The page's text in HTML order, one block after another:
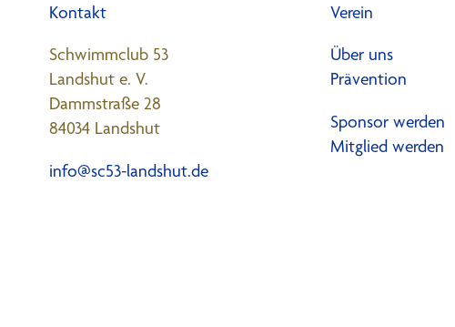
Kontakt
Schwimmclub 53
Landshut e. V.
Dammstraße 28
84034 Landshut
info@sc53-landshut.de
Verein
Über uns
Prävention
Sponsor werden
Mitglied werden